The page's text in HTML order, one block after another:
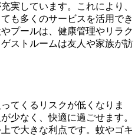
実しています。これにより、
も多くのサービスを活用でき
プールは、健康管理やリラク
ストルームは友人や家族が訪
てくるリスクが低くなりま
少なく、快適に過ごせます。
で大きな利点です。蚊やゴキ